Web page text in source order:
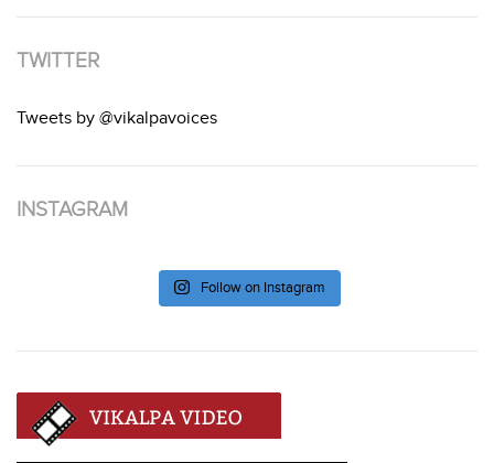
TWITTER
Tweets by @vikalpavoices
INSTAGRAM
Follow on Instagram